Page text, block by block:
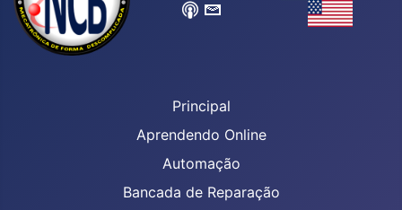
Principal
Aprendendo Online
Automação
Bancada de Reparação